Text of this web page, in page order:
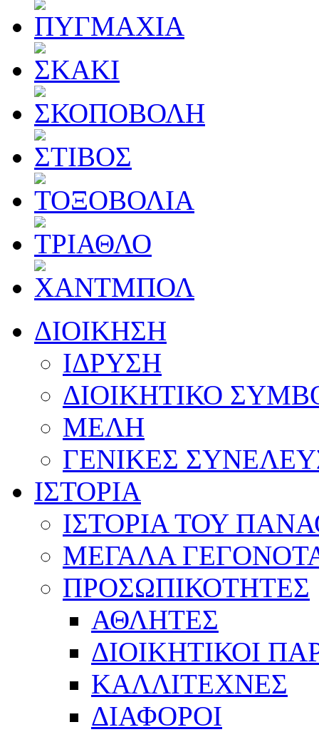
ΔΙΟΙΚΗΣΗ
ΙΔΡΥΣΗ
ΔΙΟΙΚΗΤΙΚΟ
ΜΕΛΗ
ΓΕΝΙΚΕΣ
ΙΣΤΟΡΙΑ
ΙΣΤΟΡΙΑ ΤΟΥ
ΜΕΓΑΛΑ
ΠΡΟΣΩΠΙΚΟΤΗΤΕΣ
ΑΘΛΗΤΕΣ
ΔΙΟΙΚΗΤΙΚΟΙ
ΚΑΛΛΙΤΕΧΝΕΣ
ΔΙΑΦΟΡΟΙ